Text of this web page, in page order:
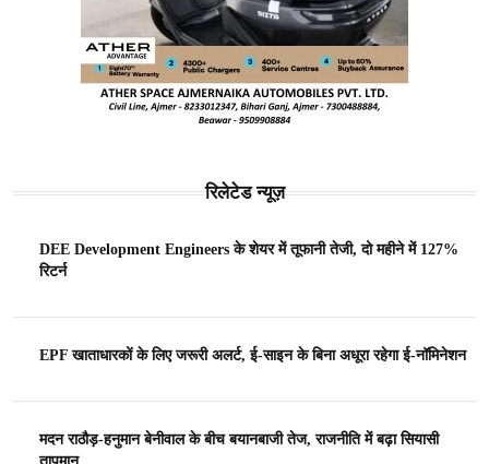
रिलेटेड न्यूज़
DEE Development Engineers के शेयर में तूफानी तेजी, दो महीने में 127%
रिटर्न
EPF खाताधारकों के लिए जरूरी अलर्ट, ई-साइन के बिना अधूरा रहेगा ई-नॉमिनेशन
मदन राठौड़-हनुमान बेनीवाल के बीच बयानबाजी तेज, राजनीति में बढ़ा सियासी